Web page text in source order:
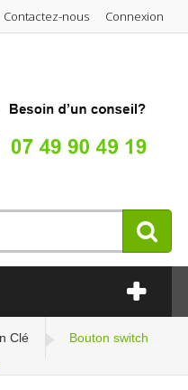
Connexion
Contactez-nous
Clé
Bouton switch